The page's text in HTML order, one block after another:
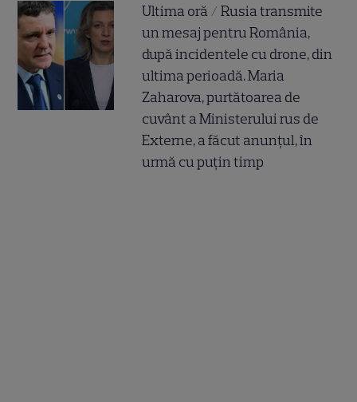
Ultima oră / Rusia transmite
un mesaj pentru România,
după incidentele cu drone, din
ultima perioadă. Maria
Zaharova, purtătoarea de
cuvânt a Ministerului rus de
Externe, a făcut anunțul, în
urmă cu puțin timp